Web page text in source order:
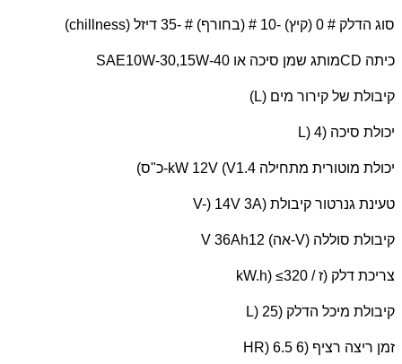
סוג הדלק # 0 (קיץ) -10 # (בחורף) # -35 דיזל ( chillness
)
כיתה CDמותג שמן סיכה או SAE10W-30,15W-40
קיבולת של קירור מים (L
)
יכולת סיכה (L) 4
יכולת מוטורית מתחילה 1.4 kW 12V (V-כ"ס)
טעינת גנרטור קיבולת (V-) 14V 3A
קיבולת סוללה (V-אה) 12 V 36Ah
צריכת דלק (ז / kW.h) ≤320
קיבולת מיכל הדלק (L) 25
זמן ריצה רציף (HR) 6.5 6